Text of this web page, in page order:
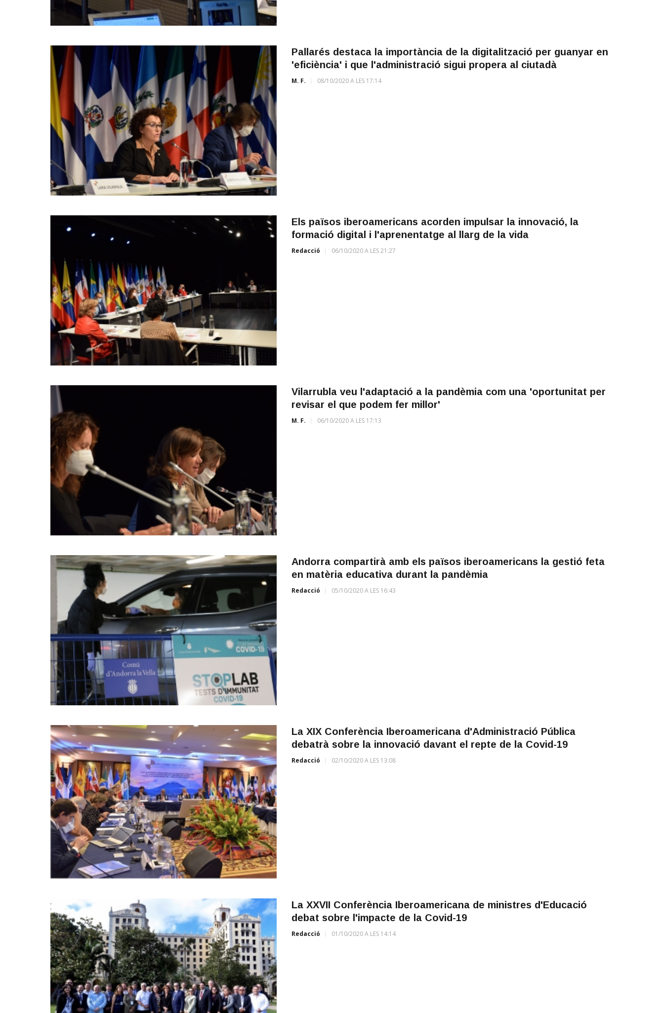
Pallarés destaca la importància de la digitalització per guanyar en
'eficiència' i que l'administració sigui propera al ciutadà
M. F. 08/10/2020 A LES 17:14
Els països iberoamericans acorden impulsar la innovació, la
formació digital i l'aprenentatge al llarg de la vida
Redacció 06/10/2020 A LES 21:27
Vilarrubla veu l'adaptació a la pandèmia com una 'oportunitat per
revisar el que podem fer millor'
M. F. 06/10/2020 A LES 17:13
Andorra compartirà amb els països iberoamericans la gestió feta
en matèria educativa durant la pandèmia
Redacció 05/10/2020 A LES 16:43
La XIX Conferència Iberoamericana d'Administració Pública
debatrà sobre la innovació davant el repte de la Covid-19
Redacció 02/10/2020 A LES 13:08
La XXVII Conferència Iberoamericana de ministres d'Educació
debat sobre l'impacte de la Covid-19
Redacció 01/10/2020 A LES 14:14